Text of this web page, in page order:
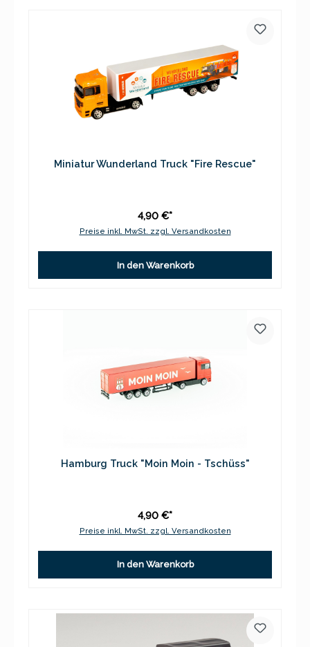
Miniatur Wunderland Truck "Fire Rescue"
4,90 €*
Preise inkl. MwSt. zzgl. Versandkosten
In den Warenkorb
Hamburg Truck "Moin Moin - Tschüss"
4,90 €*
Preise inkl. MwSt. zzgl. Versandkosten
In den Warenkorb